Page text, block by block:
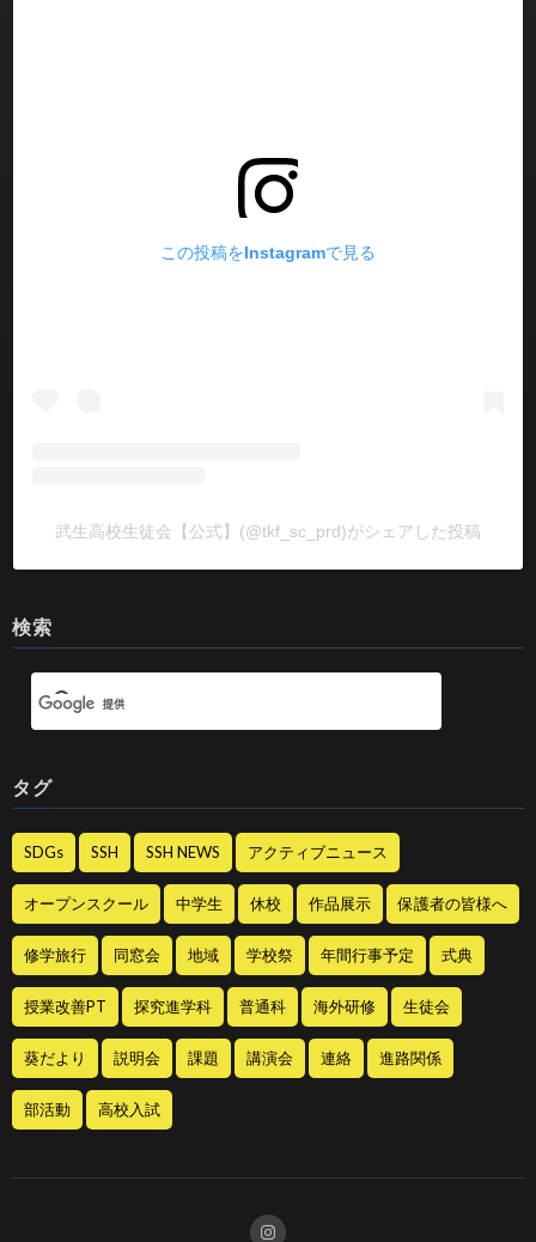
この投稿をInstagramで見る
武生高校生徒会【公式】(@tkf_sc_prd)がシェアした投稿
検索
タグ
SDGs SSH SSH NEWS アクティブニュース
オープンスクール 中学生 休校 作品展示 保護者の皆様へ
修学旅行 同窓会 地域 学校祭 年間行事予定 式典
授業改善PT 探究進学科 普通科 海外研修 生徒会
葵だより 説明会 課題 講演会 連絡 進路関係
部活動 高校入試